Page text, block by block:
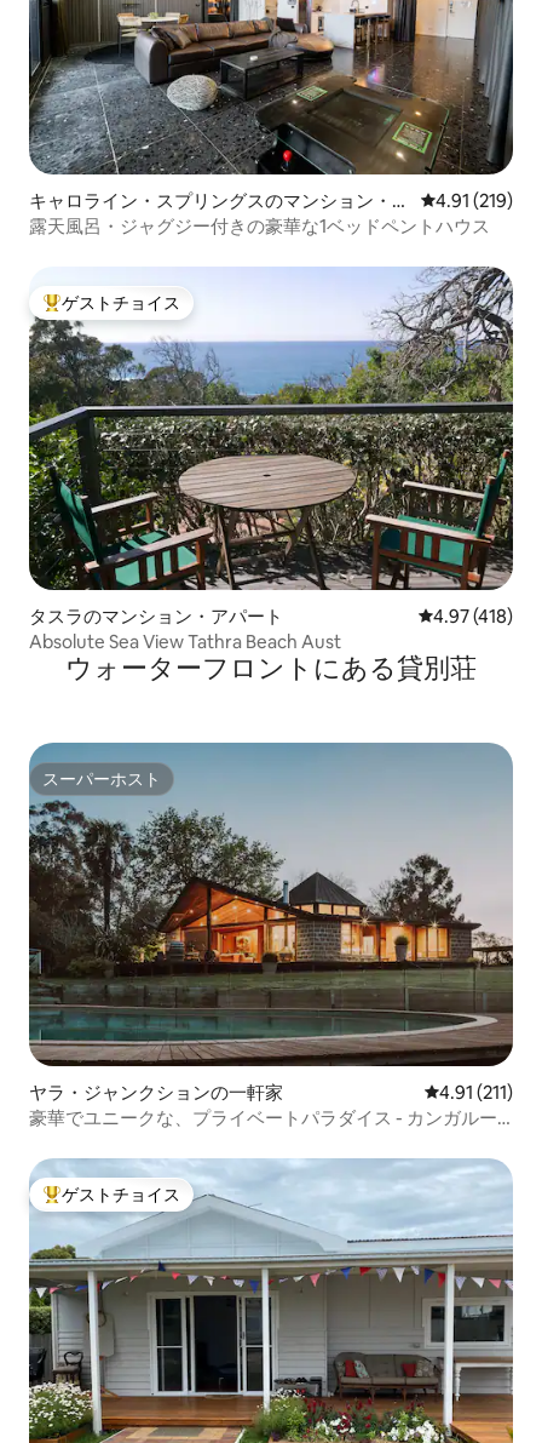
キャロライン・スプリングスのマンション・ア
パート
レビュー219
4.91 (219)
露天風呂・ジャグジー付きの豪華な1ベッドペントハウス
大好評のゲストチョイスです。
ゲストチョイス
タスラのマンション・アパート レビュー418
4.97 (418)
Absolute Sea View Tathra Beach Aust
ウォーターフロントにある貸別荘
スーパーホスト
スーパーホスト
ヤラ・ジャンクションの一軒家 レビュー211
4.91 (211)
豪華でユニークな、プライベートパラダイス - カンガルー
大好評のゲストチョイスです。
ゲストチョイス